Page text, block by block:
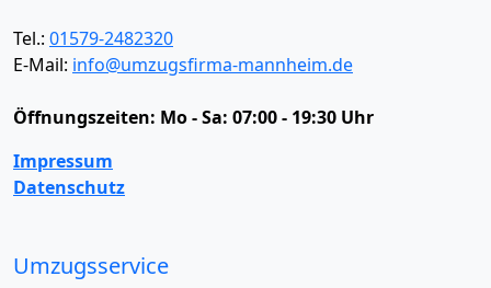
Tel.: 01579-2482320
E-Mail: info@umzugsfirma-mannheim.de
Öffnungszeiten: Mo - Sa: 07:00 - 19:30 Uhr
Impressum
Datenschutz
Umzugsservice